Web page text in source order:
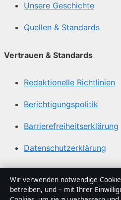
Unsere Geschichte
Quellen & Standards
Vertrauen & Standards
Redaktionelle Richtlinien
Berichtigungspolitik
Barrierefreiheitserklärung
Datenschutzerklärung
Über Sachstruktur in Kürze
Sachstruktur ist ein
Wir verwenden notwendige
betreiben, und – mit Ihrer